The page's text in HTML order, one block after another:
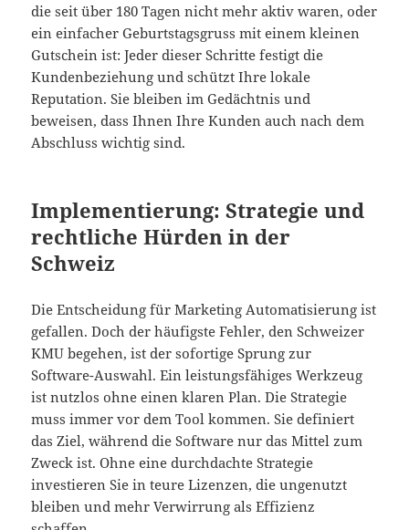
die seit über 180 Tagen nicht mehr aktiv waren, oder
ein einfacher Geburtstagsgruss mit einem kleinen
Gutschein ist: Jeder dieser Schritte festigt die
Kundenbeziehung und schützt Ihre lokale
Reputation. Sie bleiben im Gedächtnis und
beweisen, dass Ihnen Ihre Kunden auch nach dem
Abschluss wichtig sind.
Implementierung: Strategie und
rechtliche Hürden in der
Schweiz
Die Entscheidung für Marketing Automatisierung ist
gefallen. Doch der häufigste Fehler, den Schweizer
KMU begehen, ist der sofortige Sprung zur
Software-Auswahl. Ein leistungsfähiges Werkzeug
ist nutzlos ohne einen klaren Plan. Die Strategie
muss immer vor dem Tool kommen. Sie definiert
das Ziel, während die Software nur das Mittel zum
Zweck ist. Ohne eine durchdachte Strategie
investieren Sie in teure Lizenzen, die ungenutzt
bleiben und mehr Verwirrung als Effizienz